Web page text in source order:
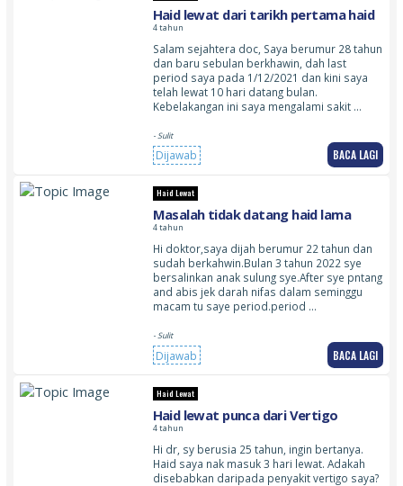
Haid lewat dari tarikh pertama haid
4 tahun
Salam sejahtera doc, Saya berumur 28 tahun
dan baru sebulan berkhawin, dah last
period saya pada 1/12/2021 dan kini saya
telah lewat 10 hari datang bulan.
Kebelakangan ini saya mengalami sakit …
- Sulit
Dijawab BACA LAGI
Haid Lewat
Masalah tidak datang haid lama
4 tahun
Hi doktor,saya dijah berumur 22 tahun dan
sudah berkahwin.Bulan 3 tahun 2022 sye
bersalinkan anak sulung sye.After sye pntang
and abis jek darah nifas dalam seminggu
macam tu saye period.period …
- Sulit
Dijawab BACA LAGI
Haid Lewat
Haid lewat punca dari Vertigo
4 tahun
Hi dr, sy berusia 25 tahun, ingin bertanya.
Haid saya nak masuk 3 hari lewat. Adakah
disebabkan daripada penyakit vertigo saya?